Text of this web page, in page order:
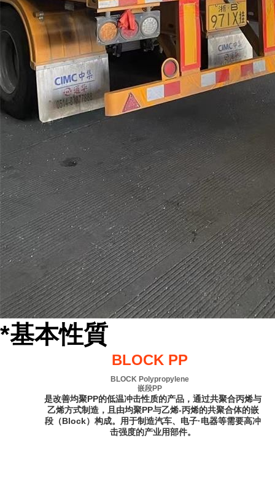
*基本性質
BLOCK PP
BLOCK Polypropylene
嵌段PP
是改善均聚PP的低温冲击性质的产品，通过共聚合丙烯与
乙烯方式制造，且由均聚PP与乙烯-丙烯的共聚合体的嵌
段（Block）构成。用于制造汽车、电子·电器等需要高冲
击强度的产业用部件。